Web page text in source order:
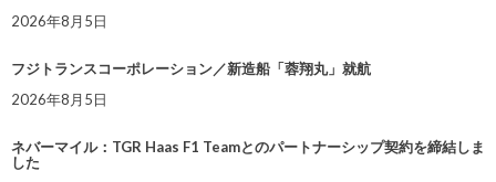
2026年8月5日
フジトランスコーポレーション／新造船「蓉翔丸」就航
2026年8月5日
ネバーマイル：TGR Haas F1 Teamとのパートナーシップ契約を締結しま
した